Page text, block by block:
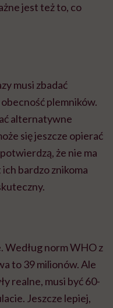
jest też to, co
musi zbadać
plemników.
alternatywne
się jeszcze opierać
że nie ma
bardzo znikoma
Według norm WHO z
to 39 milionów. Ale
realne, musi być 60-
Jeszcze lepiej,